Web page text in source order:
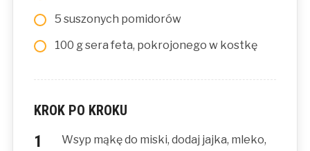
5 suszonych pomidorów
100 g sera feta, pokrojonego w kostkę
KROK PO KROKU
Wsyp mąkę do miski, dodaj jajka, mleko,